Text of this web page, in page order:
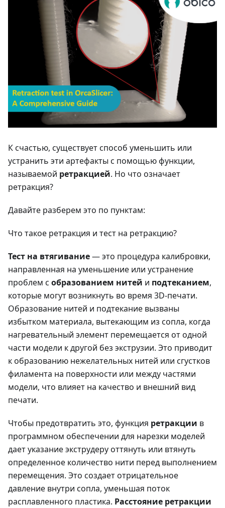
К счастью, существует способ уменьшить или
устранить эти артефакты с помощью функции,
называемой ретракцией. Но что означает
ретракция?
Давайте разберем это по пунктам:
Что такое ретракция и тест на ретракцию?
Тест на втягивание— это процедура калибровки,
направленная на уменьшение или устранение
проблем с образованием нитей и подтеканием,
которые могут возникнуть во время 3D-печати.
Образование нитей и подтекание вызваны
избытком материала, вытекающим из сопла, когда
нагревательный элемент перемещается от одной
части модели к другой без экструзии. Это приводит
к образованию нежелательных нитей или сгустков
филамента на поверхности или между частями
модели, что влияет на качество и внешний вид
печати.
Чтобы предотвратить это, функция ретракции в
программном обеспечении для нарезки моделей
дает указание экструдеру оттянуть или втянуть
определенное количество нити перед выполнением
перемещения. Это создает отрицательное
давление внутри сопла, уменьшая поток
расплавленного пластика. Расстояние ретракции